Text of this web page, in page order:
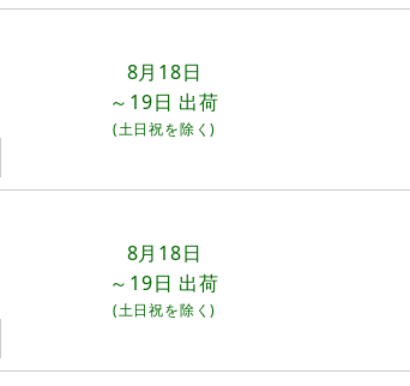
8月18日
～19日 出荷
(土日祝を除く)
8月18日
～19日 出荷
(土日祝を除く)